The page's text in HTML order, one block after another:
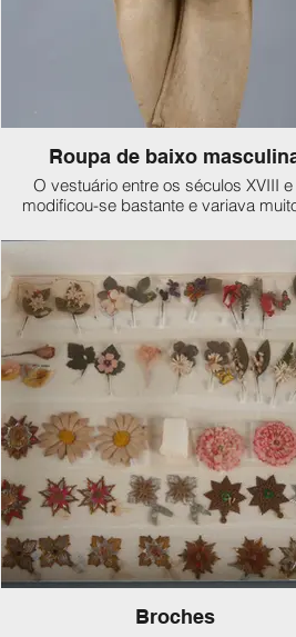
Roupa de baixo
O vestuário entre os séculos XVIII e
modificou-se bastante e variava
podemos dizer era que as mulheres
enquanto as mais abastadas iam
costureiras e modistas. Um ponto em
é que, até 1830, as costuras, no
feitas à mão, sem auxílio de
costura, que só se popularizaram por
meados do século XIX (!).
A moda brasileira era copiada da
principalmente, França e Inglaterra,
assim, usavam-se por vezes, de
pesados, cortes de mangas longas, sendo
completamente inadequados ao
Até o início do século XX, era comum o
luvas às mulheres (longas à noite e
de dia) e cartolas aos homens (cuja
formato também variava com a
meados do século XX, mostrar as
completamente inadequado, bem
braços (permitido somente nos bailes
Broches